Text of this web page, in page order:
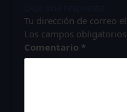
Tu dirección de correo
Los campos
Comentario *